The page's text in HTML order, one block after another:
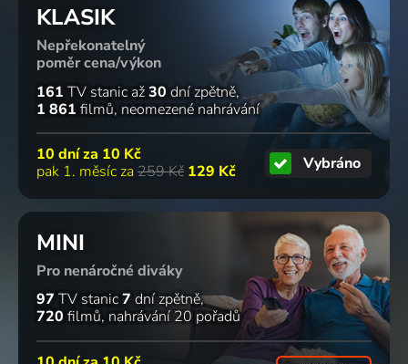
KLASIK
Nepřekonatelný
poměr cena/výkon
161 TV stanic až30 dní zpětně
1 861 filmů neomezené nahrávání
10 dní za 10 Kč
pak 1. měsíc za 259 Kč 129 Kč Vybráno
MINI
Pro nenáročné diváky
97 TV stanic7 dní zpětně
720 filmů nahrávání 20 pořadů